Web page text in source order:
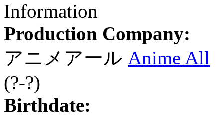
Information
Production Company:
アニメアール Anime All
(?-?)
Birthdate: